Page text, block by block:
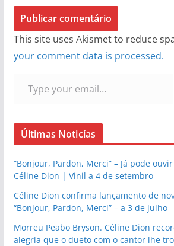
This site uses Akismet to reduce
your comment data is processed.
Últimas Noticías
“Bonjour, Pardon, Merci” – Já pode
Céline Dion | Vinil a 4 de setembro
Céline Dion confirma lançamento de
“Bonjour, Pardon, Merci” – a 3 de julho
Morreu Peabo Bryson. Céline Dion
alegria que o dueto com o cantor lhe